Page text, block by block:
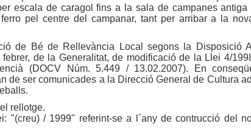
escala de caragol fins a la sala de campanes antiga
pel centre del campanar, tant per arribar a la
de Bé de Rellevància Local segons la Disposició
de la Generalitat, de modificació de la Llei 4/
(DOCV Núm. 5.449 / 13.02.2007). En
de ser comunicades a la Direcció General de Cultura
rellotge.
"(creu) / 1999" referint-se a l´any de contrucció del